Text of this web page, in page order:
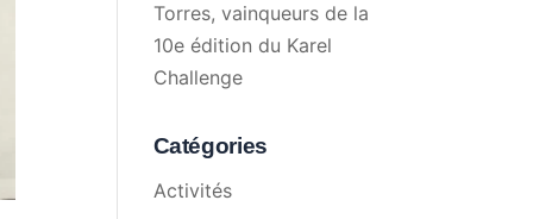
Torres, vainqueurs de la
10e édition du Karel
Challenge
Catégories
Activités